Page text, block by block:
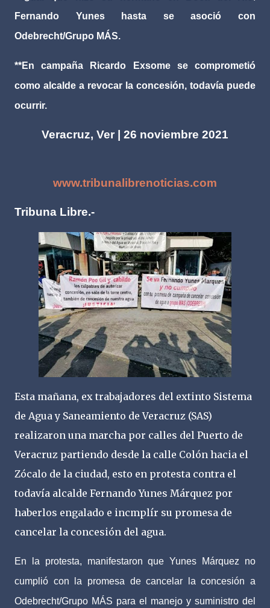
Fernando Yunes hasta se asoció con
Odebrecht/Grupo MÁS.
**En campaña Ricardo Exsome se comprometió
como alcalde a revocar la concesión, todavía puede
ocurrir.
Veracruz, Ver | 26 noviembre 2021
www.tribunalibrenoticias.com
Tribuna Libre.-
Esta mañana, ex trabajadores del extinto Sistema
de Agua y Saneamiento de Veracruz (SAS)
realizaron una marcha por calles del Puerto de
Veracruz partiendo desde la calle Colón hacia el
Zócalo de la ciudad, esto en protesta contra el
todavía alcalde Fernando Yunes Márquez por
haberlos engalado e incmplír su promesa de
cancelar la concesión del agua.
En la protesta, manifestaron que Yunes Márquez no
cumplió con la promesa de cancelar la concesión a
Odebrecht/Grupo MÁS para el manejo y suministro del